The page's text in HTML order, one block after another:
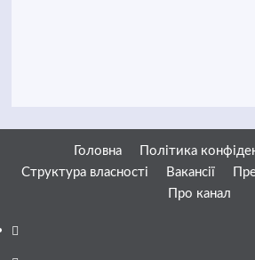
Головна
Політика
Структура власності
Вакансії
Про канал
Facebook